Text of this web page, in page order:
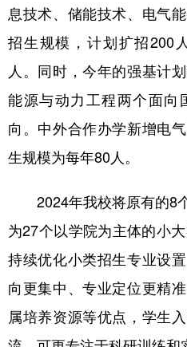
息技术、储能技术、电气
招生规模，计划扩招200
人。同时，今年的强基计
能源与动力工程两个面向
向。中外合作办学新增电
生规模为每年80人。
2024年我校将原有的8
为27个以学院为主体的小
持续优化小类招生专业设
向更集中、专业定位更精
属培养资源等优点，学生